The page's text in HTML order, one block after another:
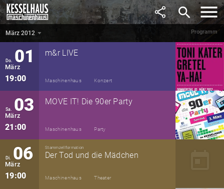
search
Programm
19:00 Maschinenhaus Theater
März 2012
Do. 01
März
19:00
m&r LIVE
Maschinenhaus Konzert
Sa. 03
März
21:00
MOVE IT! Die 90er Party
Maschinenhaus Party
Di. 06
März
19:00
Stammzellformation
Der Tod und die Mädchen
Maschinenhaus Theater
März 2012 ▼